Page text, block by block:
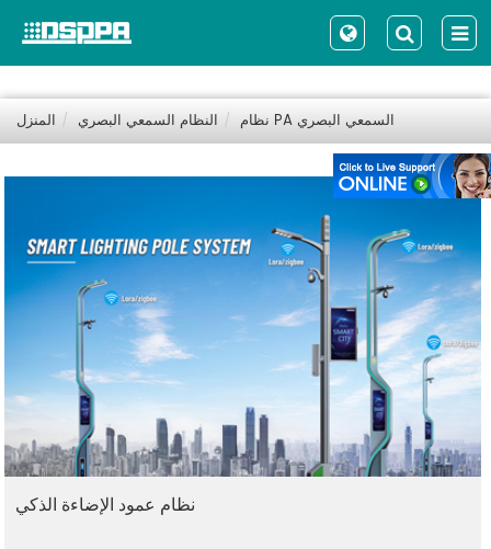
المنزل النظام السمعي البصري نظام PA السمعي البصري
نظام عمود الإضاءة الذكي